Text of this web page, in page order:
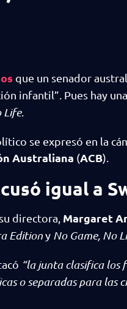
que un senador
infantil”. Pues hay
Life.
se expresó en la
Australiana (ACB).
igual a
directora, Margaret
Editiony No Game, No
“la junta clasifica los
o separadas para las